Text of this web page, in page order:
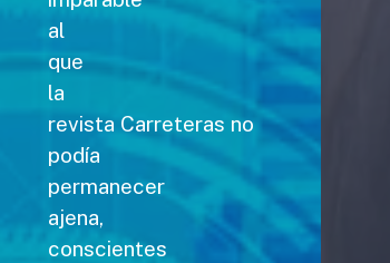
al
que
la
revista Carreteras no
podía
permanecer
ajena,
conscientes